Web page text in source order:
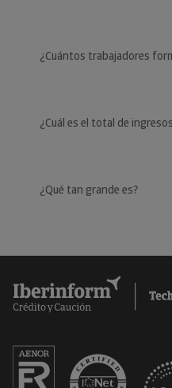
¿Cuántos trabajadores
¿Cuál es el total de
¿Qué tan grande es?